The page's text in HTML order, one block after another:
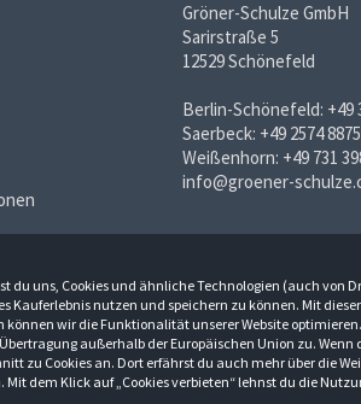
du uns, Cookies und ähnliche Technologien (auch von
Kauferlebnis nutzen und speichern zu können. Mit
wir die Funktionalität unserer Website
außerhalb der Europäischen Union zu. Wenn
zu Cookies an. Dort erfährst du auch mehr über die
dem Klick auf „Cookies verbieten“ lehnst du die
Gröner-Schulze GmbH
Sarirstraße 5
12529 Schönefeld
Berlin-Schönefeld: +49
Saerbeck: +49 2574
Weißenhorn: +49 731
info@groener-
Freiberufler und öffentliche Institutionen.